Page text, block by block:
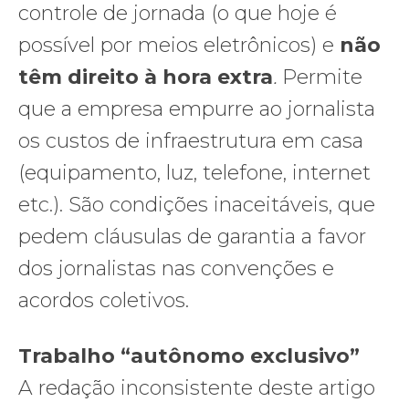
controle de jornada (o que hoje é
possível por meios eletrônicos) e não
têm direito à hora extra. Permite
que a empresa empurre ao jornalista
os custos de infraestrutura em casa
(equipamento, luz, telefone, internet
etc.). São condições inaceitáveis, que
pedem cláusulas de garantia a favor
dos jornalistas nas convenções e
acordos coletivos.
Trabalho “autônomo exclusivo”
A redação inconsistente deste artigo